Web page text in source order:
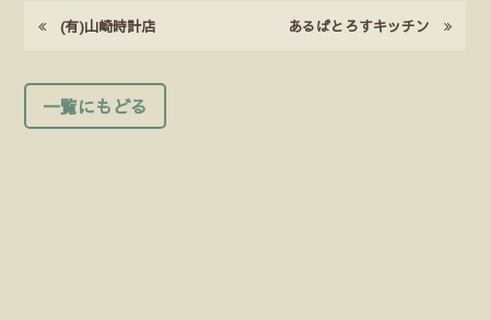
(有)山崎時計店 あるばとろすキッチン
一覧にもどる